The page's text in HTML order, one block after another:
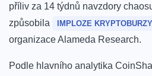
příliv za 14 týdnů navzdory
způsobila
IMPLOZE
organizace Alameda Research.
Podle hlavního analytika